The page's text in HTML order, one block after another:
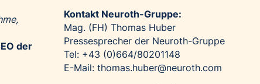
der
Kontakt Neuroth-Gruppe:
Mag. (FH) Thomas Huber
Pressesprecher der Neuroth-Gruppe
Tel: +43 (0)664/80201148
E-Mail:thomas.huber@neuroth.com